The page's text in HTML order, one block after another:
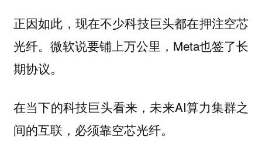
正因如此，现在不少科技巨头都在押注空芯
光纤。微软说要铺上万公里，Meta也签了长
期协议。
在当下的科技巨头看来，未来AI算力集群之
间的互联，必须靠空芯光纤。